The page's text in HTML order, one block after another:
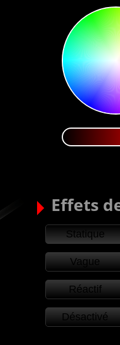
Effets
Statique
Vague
Réactif
Désactivé